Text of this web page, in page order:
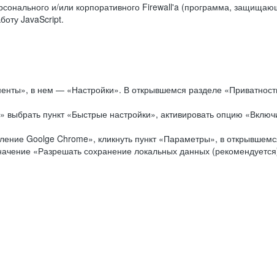
и/или корпоративного Firewall'a (программа,
JavaScript.
в нем — «Настройки». В открывшемся разделе
пункт «Быстрые настройки», активировать опцию
Goolge Chrome», кликнуть пункт «Параметры», в
«Разрешать сохранение локальных данных